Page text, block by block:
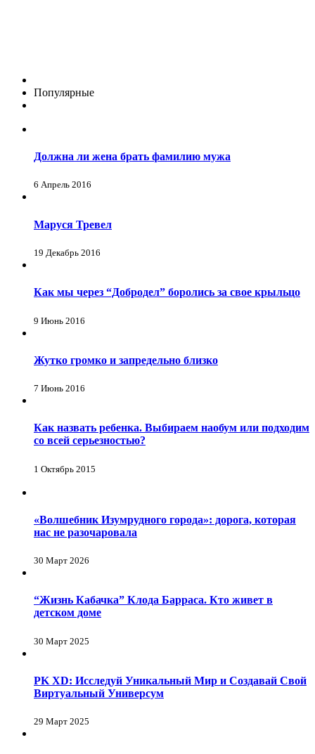
Популярные
Должна ли жена брать фамилию мужа
6 Апрель 2016
Маруся Тревел
19 Декабрь 2016
Как мы через “Добродел” боролись за свое крыльцо
9 Июнь 2016
Жутко громко и запредельно близко
7 Июнь 2016
Как назвать ребенка. Выбираем наобум или подходим
со всей серьезностью?
1 Октябрь 2015
«Волшебник Изумрудного города»: дорога, которая
нас не разочаровала
30 Март 2026
“Жизнь Кабачка” Клода Барраса. Кто живет в
детском доме
30 Март 2025
PK XD: Исследуй Уникальный Мир и Создавай Свой
Виртуальный Универсум
29 Март 2025